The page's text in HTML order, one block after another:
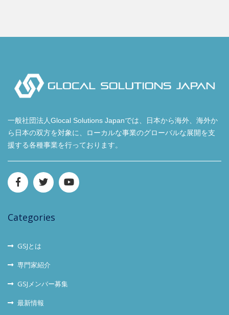
一般社団法人Glocal Solutions Japanでは、日本から海外、海外か
ら日本の双方を対象に、ローカルな事業のグローバルな展開を支
援する各種事業を行っております。
Categories
GSJとは
専門家紹介
GSJメンバー募集
最新情報